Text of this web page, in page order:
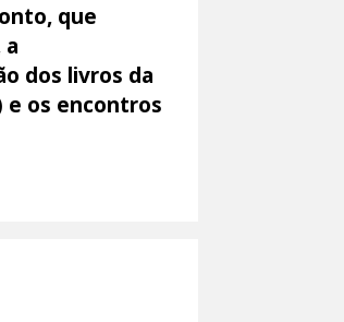
que
dos livros da
e os encontros